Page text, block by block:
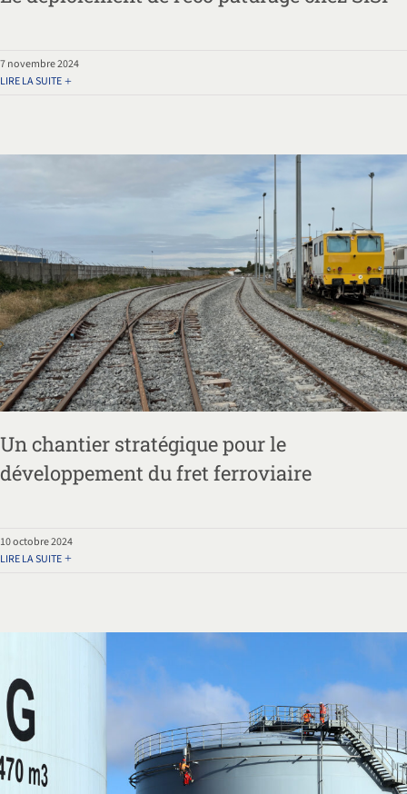
7 novembre 2024
LIRE LA SUITE
Un chantier stratégique pour le
développement du fret ferroviaire
10 octobre 2024
LIRE LA SUITE